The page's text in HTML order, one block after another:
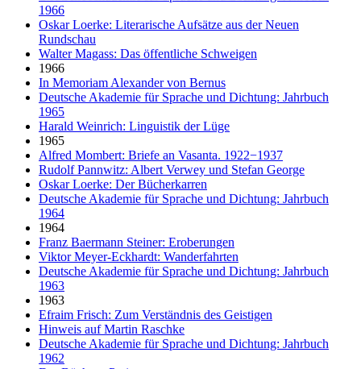
1966
Oskar Loerke: Literarische Aufsätze aus der Neuen
Rundschau
Walter Magass: Das öffentliche Schweigen
1966
In Memoriam Alexander von Bernus
Deutsche Akademie für Sprache und Dichtung: Jahrbuch
1965
Harald Weinrich: Linguistik der Lüge
1965
Alfred Mombert: Briefe an Vasanta. 1922−1937
Rudolf Pannwitz: Albert Verwey und Stefan George
Oskar Loerke: Der Bücherkarren
Deutsche Akademie für Sprache und Dichtung: Jahrbuch
1964
1964
Franz Baermann Steiner: Eroberungen
Viktor Meyer-Eckhardt: Wanderfahrten
Deutsche Akademie für Sprache und Dichtung: Jahrbuch
1963
1963
Efraim Frisch: Zum Verständnis des Geistigen
Hinweis auf Martin Raschke
Deutsche Akademie für Sprache und Dichtung: Jahrbuch
1962